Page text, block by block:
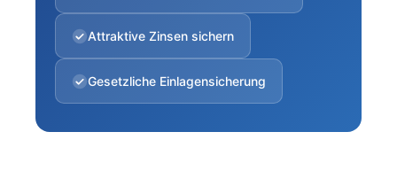
Attraktive Zinsen sichern
Gesetzliche Einlagensicherung